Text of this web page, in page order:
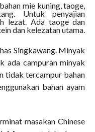
mie kuning, taoge,
Untuk penyajian
lezat. Ada taoge dan
dan kelezatan utama.
Singkawang. Minyak
ada campuran minyak
tidak tercampur bahan
bahan ayam
masakan Chinese